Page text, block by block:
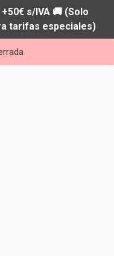
s/IVA 🚚 (Solo
tarifas especiales)